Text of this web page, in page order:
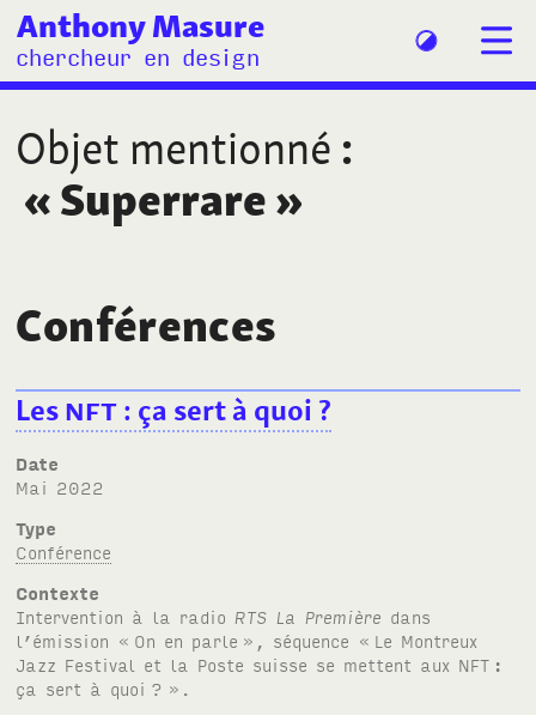
Anthony Masure
chercheur en design
Objet mentionné :
«Superrare»
Conférences
LesNFT: ça sert à quoi ?
Date
mai 2022
Type
Conférence
Contexte
Intervention à la radio RTS La Première dans
l’émission « On en parle », séquence « Le Montreux
Jazz Festival et la Poste suisse se mettent aux NFT :
ça sert à quoi ? ».